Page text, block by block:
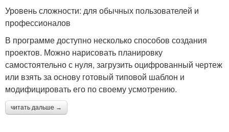
Уровень сложности: для обычных пользователей и
профессионалов
В программе доступно несколько способов создания
проектов. Можно нарисовать планировку
самостоятельно с нуля, загрузить оцифрованный чертеж
или взять за основу готовый типовой шаблон и
модифицировать его по своему усмотрению.
читать дальше →